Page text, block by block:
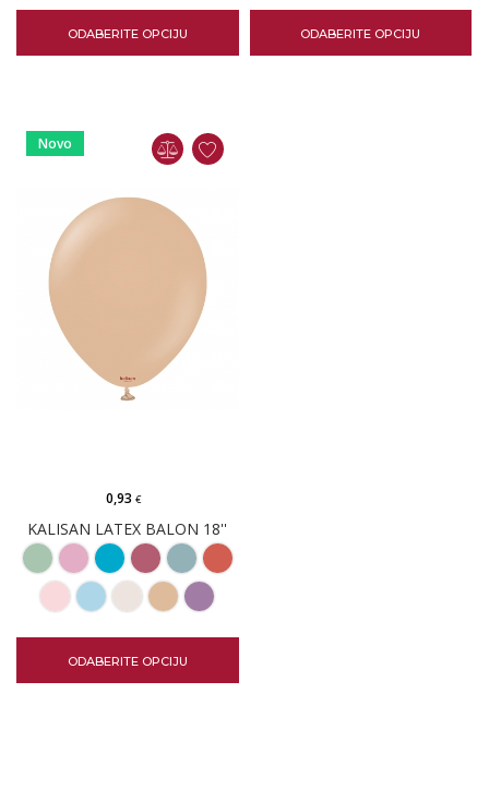
ODABERITE OPCIJU ODABERITE OPCIJU
Novo
KALISAN LATEX BALON 18''
0,93€
ODABERITE OPCIJU